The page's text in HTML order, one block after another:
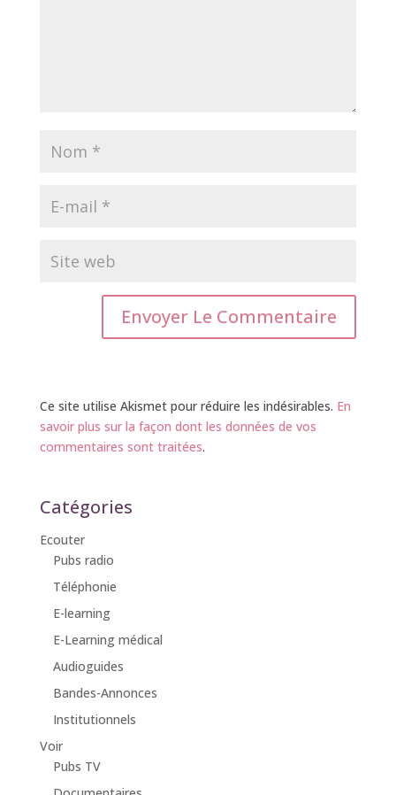
Ce site utilise Akismet pour réduire les indésirables. En
savoir plus sur la façon dont les données de vos
commentaires sont traitées.
Catégories
Ecouter
Pubs radio
Téléphonie
E-learning
E-Learning médical
Audioguides
Bandes-Annonces
Institutionnels
Voir
Pubs TV